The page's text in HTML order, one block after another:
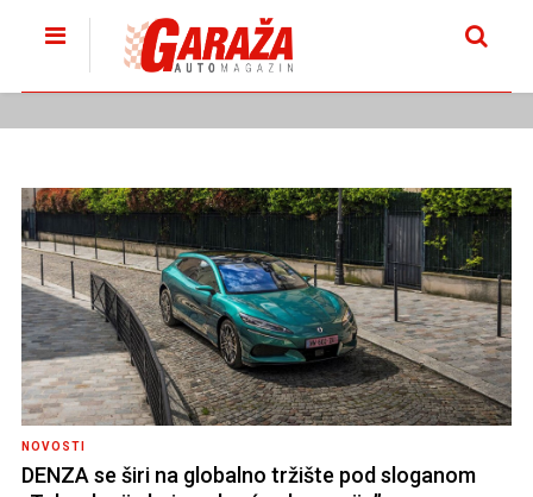
NOVOSTI
DENZA se širi na globalno tržište pod sloganom